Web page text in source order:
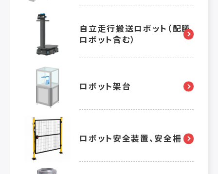
自立走行搬送ロボット（配膳
ロボット含む）
ロボット架台
ロボット安全装置、安全柵